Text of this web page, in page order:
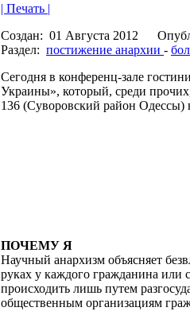
| Печать |
Создан: 01 Августа 2012
Раздел: постижение анархии -
Сегодня в конференц-зале
Украины», который, среди
136 (Суворовский район Одессы)
ПОЧЕМУ Я
Научный анархизм объясняет
руках у каждого гражданина или
происходить лишь путем
общественным организациям